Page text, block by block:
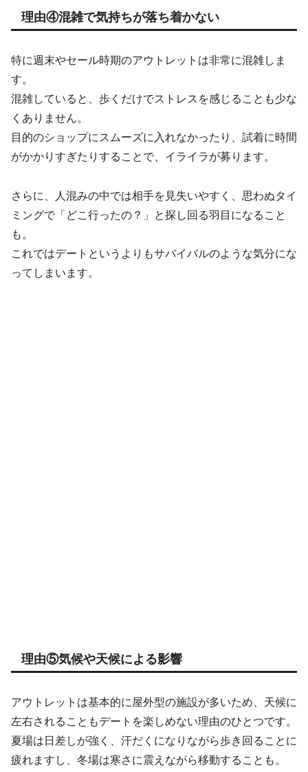
理由④混雑で気持ちが落ち着かない
特に週末やセール時期のアウトレットは非常に混雑しま
す。
混雑していると、歩くだけでストレスを感じることも少な
くありません。
目的のショップにスムーズに入れなかったり、試着に時間
がかかりすぎたりすることで、イライラが募ります。
さらに、人混みの中では相手を見失いやすく、思わぬタイ
ミングで「どこ行ったの？」と探し回る羽目になること
も。
これではデートというよりもサバイバルのような気分にな
ってしまいます。
理由⑤気候や天候による影響
アウトレットは基本的に屋外型の施設が多いため、天候に
左右されることもデートを楽しめない理由のひとつです。
夏場は日差しが強く、汗だくになりながら歩き回ることに
疲れますし、冬場は寒さに震えながら移動することも。